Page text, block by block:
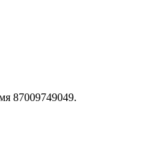
87009749049.